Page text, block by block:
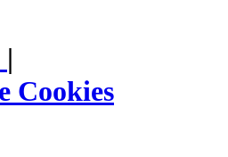
|
Cookies